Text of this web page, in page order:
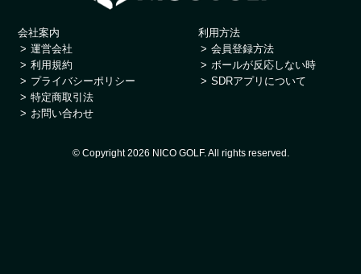
会社案内
運営会社
利用規約
プライバシーポリシー
特定商取引法
お問い合わせ
利用方法
会員登録方法
ボールが反応しない時
SDRアプリについて
© Copyright 2026 NICO GOLF. All rights reserved.